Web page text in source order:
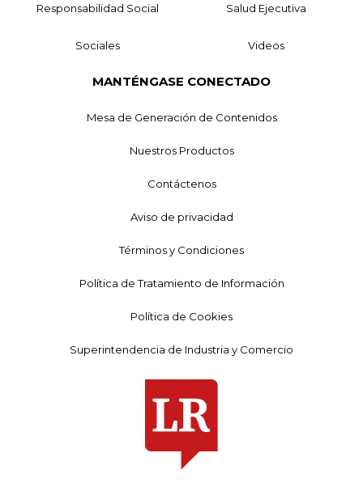
Responsabilidad Social Salud Ejecutiva
Sociales Videos
MANTÉNGASE CONECTADO
Mesa de Generación de Contenidos
Nuestros Productos
Contáctenos
Aviso de privacidad
Términos y Condiciones
Política de Tratamiento de Información
Política de Cookies
Superintendencia de Industria y Comercio